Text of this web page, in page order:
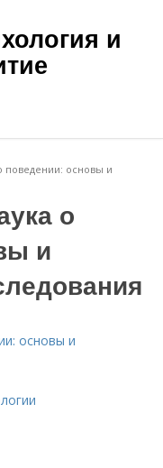
и
поведении: основы и
о
и
основы и